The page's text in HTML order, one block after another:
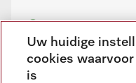
Op voorraad: op
Uw huidige
cookies
is